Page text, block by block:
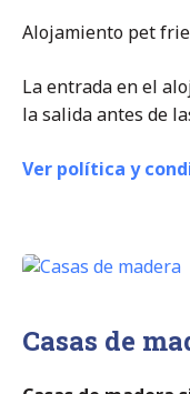
Alojamiento pet
La entrada en el
la salida antes de
Ver política y
Casas de